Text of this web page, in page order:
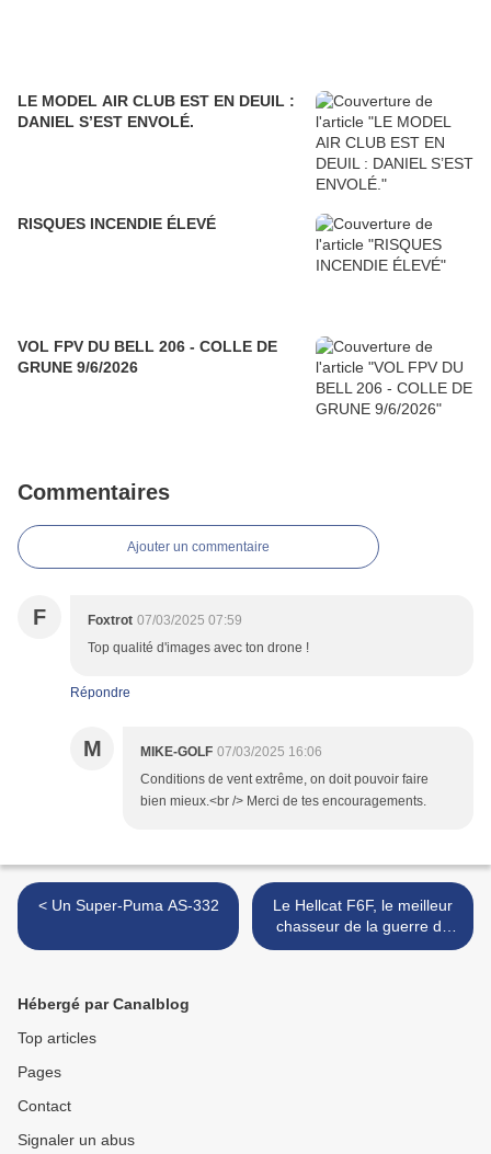
LE MODEL AIR CLUB EST EN DEUIL :
DANIEL S’EST ENVOLÉ.
RISQUES INCENDIE ÉLEVÉ
VOL FPV DU BELL 206 - COLLE DE
GRUNE 9/6/2026
Commentaires
Ajouter un commentaire
F Foxtrot 07/03/2025 07:59
Top qualité d'images avec ton drone !
Répondre
M MIKE-GOLF 07/03/2025 16:06
Conditions de vent extrême, on doit pouvoir faire
bien mieux.<br /> Merci de tes encouragements.
< Un Super-Puma AS-332
Le Hellcat F6F, le meilleur
chasseur de la guerre du
Pacifique. >
Hébergé par Canalblog
Top articles
Pages
Contact
Signaler un abus